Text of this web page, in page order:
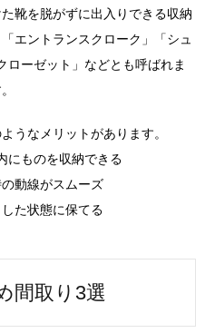
靴を脱がずに出入りできる収納
エントランスクローク」「シュ
ローゼット」などとも呼ばれま
うなメリットがあります。
にものを収納できる
の動線がスムーズ
た状態に保てる
間取り3選